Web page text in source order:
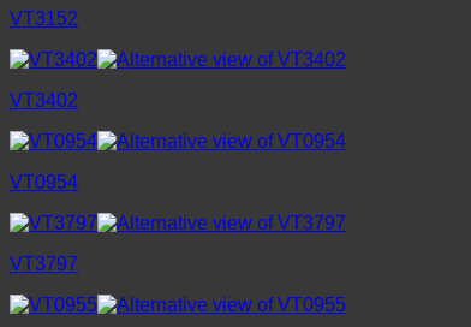
VT3152
VT3402
VT0954
VT3797